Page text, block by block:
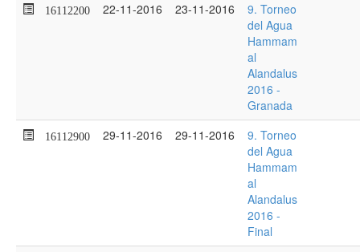
16112200 22-11-2016 23-11-2016
9. Torneo
del Agua
Hammam
al
Alandalus
2016 -
Granada
16112900 29-11-2016 29-11-2016
9. Torneo
del Agua
Hammam
al
Alandalus
2016 -
Final